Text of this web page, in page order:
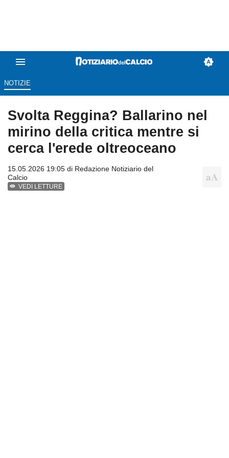
NOTIZIE
Svolta Reggina? Ballarino nel
mirino della critica mentre si
cerca l'erede oltreoceano
15.05.2026 19:05 di Redazione Notiziario del
Calcio
VEDI LETTURE